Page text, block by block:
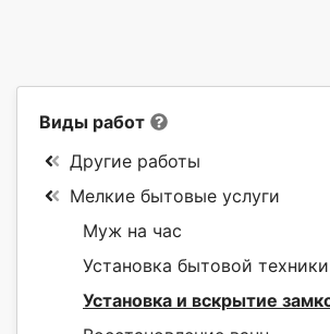
Виды работ
Другие работы
Мелкие бытовые услуги
Муж на час
Установка бытовой техники
Установка и вскрытие